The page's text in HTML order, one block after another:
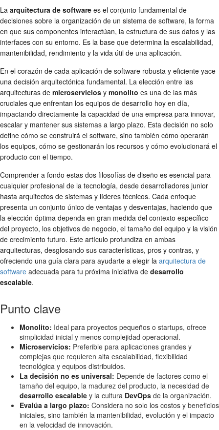
La arquitectura de software es el conjunto fundamental de
decisiones sobre la organización de un sistema de software, la forma
en que sus componentes interactúan, la estructura de sus datos y las
interfaces con su entorno. Es la base que determina la escalabilidad,
mantenibilidad, rendimiento y la vida útil de una aplicación.
En el corazón de cada aplicación de software robusta y eficiente yace
una decisión arquitectónica fundamental. La elección entre las
arquitecturas de microservicios y monolito es una de las más
cruciales que enfrentan los equipos de desarrollo hoy en día,
impactando directamente la capacidad de una empresa para innovar,
escalar y mantener sus sistemas a largo plazo. Esta decisión no solo
define cómo se construirá el software, sino también cómo operarán
los equipos, cómo se gestionarán los recursos y cómo evolucionará el
producto con el tiempo.
Comprender a fondo estas dos filosofías de diseño es esencial para
cualquier profesional de la tecnología, desde desarrolladores junior
hasta arquitectos de sistemas y líderes técnicos. Cada enfoque
presenta un conjunto único de ventajas y desventajas, haciendo que
la elección óptima dependa en gran medida del contexto específico
del proyecto, los objetivos de negocio, el tamaño del equipo y la visión
de crecimiento futuro. Este artículo profundiza en ambas
arquitecturas, desglosando sus características, pros y contras, y
ofreciendo una guía clara para ayudarte a elegir la arquitectura de
software adecuada para tu próxima iniciativa de desarrollo
escalable.
Punto clave
Monolito: Ideal para proyectos pequeños o startups, ofrece
simplicidad inicial y menos complejidad operacional.
Microservicios: Preferible para aplicaciones grandes y
complejas que requieren alta escalabilidad, flexibilidad
tecnológica y equipos distribuidos.
La decisión no es universal: Depende de factores como el
tamaño del equipo, la madurez del producto, la necesidad de
desarrollo escalable y la cultura DevOps de la organización.
Evalúa a largo plazo: Considera no solo los costos y beneficios
iniciales, sino también la mantenibilidad, evolución y el impacto
en la velocidad de innovación.